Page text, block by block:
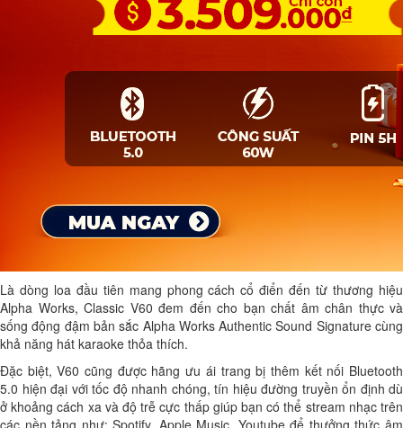
Là dòng loa đầu tiên mang phong cách cổ điển đến từ thương hiệu
Alpha Works, Classic V60 đem đến cho bạn chất âm chân thực và
sống động đậm bản sắc Alpha Works Authentic Sound Signature cùng
khả năng hát karaoke thỏa thích.
Đặc biệt, V60 cũng được hãng ưu ái trang bị thêm kết nối Bluetooth
5.0 hiện đại với tốc độ nhanh chóng, tín hiệu đường truyền ổn định dù
ở khoảng cách xa và độ trễ cực thấp giúp bạn có thể stream nhạc trên
các nền tảng như: Spotify, Apple Music, Youtube để thưởng thức âm